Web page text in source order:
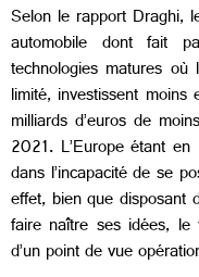
Selon le rapport Draghi,
automobile dont fait
technologies matures
limité, investissent
milliards d’euros de
2021. L’Europe étant
dans l’incapacité de se
effet, bien que disposant
faire naître ses idées,
d’un point de vue